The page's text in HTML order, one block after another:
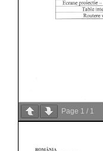
Page 1 / 1